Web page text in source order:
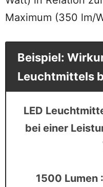
Maximum (350 lm/
Beispiel:
Leuchtmittels
LED
bei einer
1500 Lumen